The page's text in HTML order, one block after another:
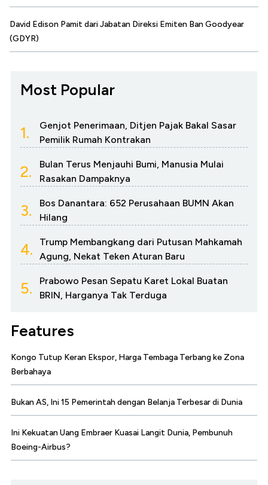
David Edison Pamit dari Jabatan Direksi Emiten Ban Goodyear
(GDYR)
Most Popular
1.
Genjot Penerimaan, Ditjen Pajak Bakal Sasar
Pemilik Rumah Kontrakan
2.
Bulan Terus Menjauhi Bumi, Manusia Mulai
Rasakan Dampaknya
3.
Bos Danantara: 652 Perusahaan BUMN Akan
Hilang
4.
Trump Membangkang dari Putusan Mahkamah
Agung, Nekat Teken Aturan Baru
5.
Prabowo Pesan Sepatu Karet Lokal Buatan
BRIN, Harganya Tak Terduga
Features
Kongo Tutup Keran Ekspor, Harga Tembaga Terbang ke Zona
Berbahaya
Bukan AS, Ini 15 Pemerintah dengan Belanja Terbesar di Dunia
Ini Kekuatan Uang Embraer Kuasai Langit Dunia, Pembunuh
Boeing-Airbus?